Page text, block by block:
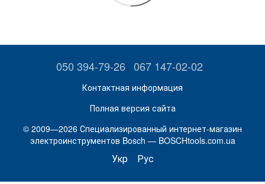
050 394-79-26 067 147-02-02
Контактная информация
Полная версия сайта
© 2009—2026 Специализированный интернет-магазин
электроинструментов Bosch — BOSCHtools.com.ua
Укр Рус